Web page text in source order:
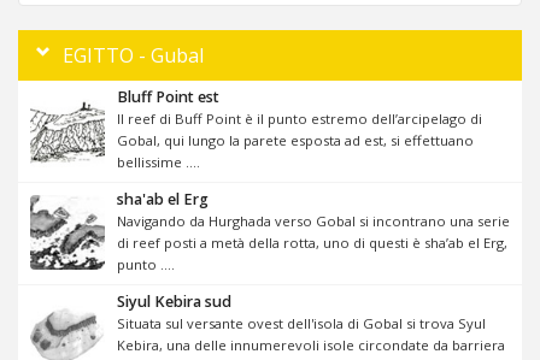
EGITTO - Gubal
Bluff Point est
Il reef di Buff Point è il punto estremo dell’arcipelago di
Gobal, qui lungo la parete esposta ad est, si effettuano
bellissime ....
sha'ab el Erg
Navigando da Hurghada verso Gobal si incontrano una serie
di reef posti a metà della rotta, uno di questi è sha’ab el Erg,
punto ....
Siyul Kebira sud
Situata sul versante ovest dell'isola di Gobal si trova Syul
Kebira, una delle innumerevoli isole circondate da barriera